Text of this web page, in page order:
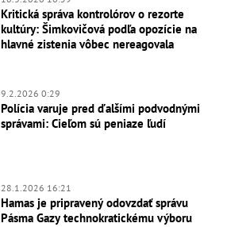
Kritická správa kontrolórov o rezorte
kultúry: Šimkovičová podľa opozície na
hlavné zistenia vôbec nereagovala
9.2.2026 0:29
Polícia varuje pred ďalšími podvodnými
správami: Cieľom sú peniaze ľudí
28.1.2026 16:21
Hamas je pripravený odovzdať správu
Pásma Gazy technokratickému výboru